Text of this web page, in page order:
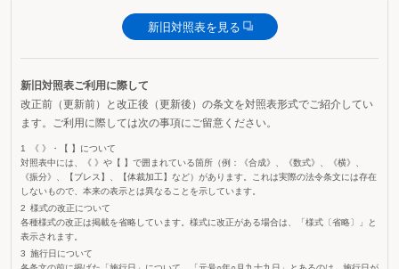
新旧対照表を見る
新旧対照表ご利用に際して
改正前（更新前）と改正後（更新後）の条文を対照表形式でご紹介してい
ます。ご利用に際しては次の事項にご留意ください。
《 》・【 】について
対照表中には、《 》や【 】で囲まれている箇所（例：《合成》、《数式》、《横》、
《振分》、【ブレス】、【体裁加工】など）があります。これは実際の法令条文には存在
しないもので、本来の表示とは異なることを示しています。
様式の改正について
各種様式の改正は掲載を省略しています。様式に改正がある場合は、「様式〔省略〕」と
表示されます。
施行日について